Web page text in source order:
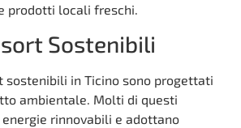
prodotti locali freschi.
Sostenibili
sostenibili in Ticino sono progettati
ambientale. Molti di questi
rinnovabili e adottano